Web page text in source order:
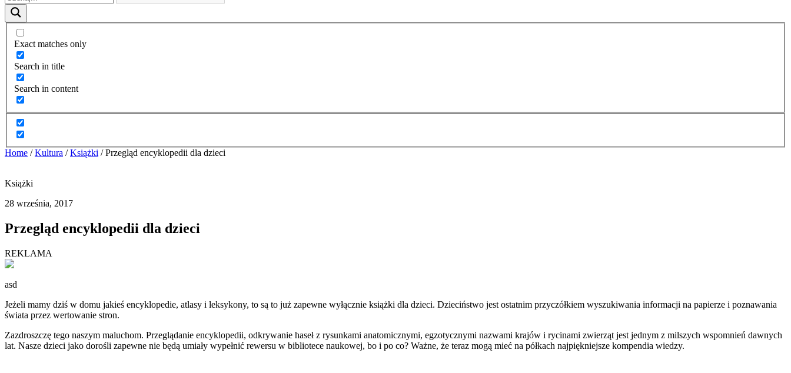
Exact matches only
Search in title
Search in content
Home / Kultura / Książki / Przegląd encyklopedii dla dzieci
Książki
28 września, 2017
Przegląd encyklopedii dla dzieci
REKLAMA
asd
Jeżeli mamy dziś w domu jakieś encyklopedie, atlasy i leksykony, to są to już zapewne wyłącznie książki dla dzieci. Dzieciństwo jest ostatnim przyczółkiem wyszukiwania informacji na papierze i poznawania
świata przez wertowanie stron.
Zazdroszczę tego naszym maluchom. Przeglądanie encyklopedii, odkrywanie haseł z rysunkami anatomicznymi, egzotycznymi nazwami krajów i rycinami zwierząt jest jednym z milszych wspomnień dawnych
lat. Nasze dzieci jako dorośli zapewne nie będą umiały wypełnić rewersu w bibliotece naukowej, bo i po co? Ważne, że teraz mogą mieć na półkach najpiękniejsze kompendia wiedzy.